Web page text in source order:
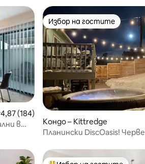
оценка: 4,87 от 5, 184 отзива
4,87 (184)
в
Избор на гостите
Избор на гостите
Кондо – Kittredge
Планински DiscOasis!